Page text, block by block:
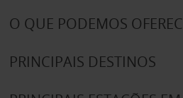
O QUE PODEMOS
PRINCIPAIS DESTINOS